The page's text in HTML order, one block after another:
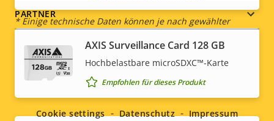
* Einige technische Daten können je nach gewählter
Hardwareoption variieren.
AXIS Surveillance Card 128 GB
Hochbelastbare microSDXC™-Karte
Empfohlen für dieses Produkt
PARTNER
Social
menu
Cookie settings Datenschutz
Impressum